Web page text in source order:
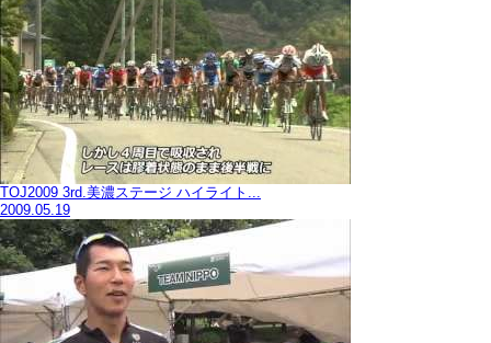
TOJ2009 3rd.美濃ステージ ハイライト...
2009.05.19